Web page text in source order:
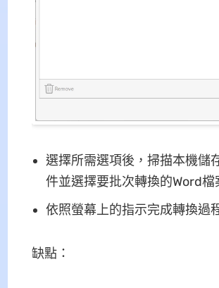
選擇所需選項後，掃描本機儲
件並選擇要批次轉換的Word檔
依照螢幕上的指示完成轉換過
缺點：